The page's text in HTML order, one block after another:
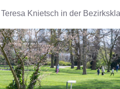
Knietsch in der